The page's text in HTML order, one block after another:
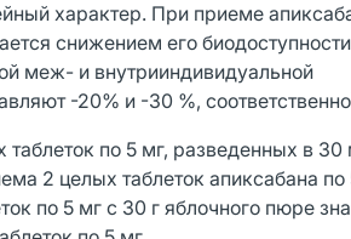
характер. При приеме
снижением его
меж- и внутрииндивидуальной
-20% и -30 %,
по 5 мг, разведенных в
2 целых таблеток апиксабана
по 5 мг с 30 г яблочного пюре